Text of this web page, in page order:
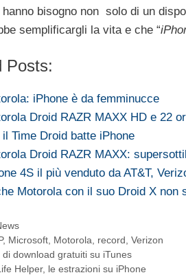
hanno bisogno non solo di un
semplificargli la vita e che “
Posts:
iPhone è da femminucce
Droid RAZR MAXX HD e 22
il Time Droid batte iPhone
Droid RAZR MAXX:
4S il più venduto da AT&T,
Motorola con il suo Droid X non
, Microsoft Motorola record ,Verizon
di download gratuiti su iTunes
Helper, le estrazioni su iPhone